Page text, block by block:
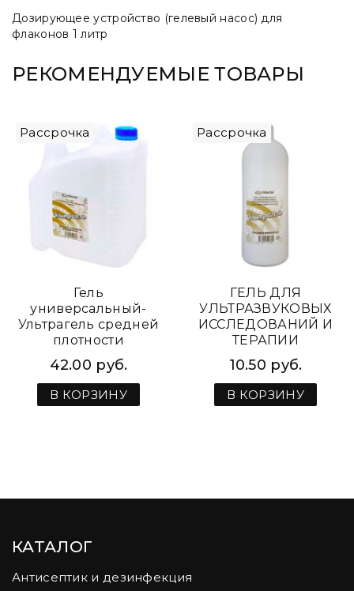
Дозирующее устройство (гелевый насос) для
флаконов 1 литр
РЕКОМЕНДУЕМЫЕ ТОВАРЫ
Рассрочка
Гель
универсальный-
Ультрагель средней
плотности
бесцветный ( 5 л )
42.00 руб.
В КОРЗИНУ
Рассрочка
ГЕЛЬ ДЛЯ
УЛЬТРАЗВУКОВЫХ
ИССЛЕДОВАНИЙ И
ТЕРАПИИ
УЛЬТРАГЕЛЬ,
СРЕДНЕЙ
1 КГ
10.50 руб.
В КОРЗИНУ
КАТАЛОГ
Антисептик и дезинфекция